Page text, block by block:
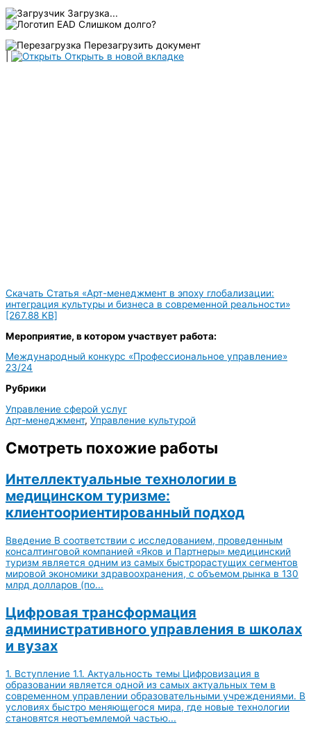
Загрузка...
Слишком долго?
Перезагрузить документ
Открыть в новой вкладке
Скачать Статья «Арт-менеджмент в эпоху глобализации:
интеграция культуры и бизнеса в современной реальности»
[267.88 KB]
Мероприятие, в котором участвует работа:
Международный конкурс «Профессиональное управление»
23/24
Рубрики
Управление сферой услуг
Арт-менеджмент, Управление культурой
Смотреть похожие работы
Интеллектуальные технологии в
медицинском туризме:
клиентоориентированный подход
Введение В соответствии с исследованием, проведенным
консалтинговой компанией «Яков и Партнеры» медицинский
туризм является одним из самых быстрорастущих сегментов
мировой экономики здравоохранения, с объемом рынка в 130
млрд долларов (по...
Цифровая трансформация
административного управления в школах
и вузах
1. Вступление 1.1. Актуальность темы Цифровизация в
образовании является одной из самых актуальных тем в
современном управлении образовательными учреждениями. В
условиях быстро меняющегося мира, где новые технологии
становятся неотъемлемой частью...